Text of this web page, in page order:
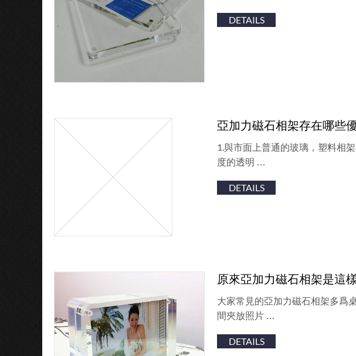
DETAILS
亞加力磁石相架存在哪些
1.與市面上普通的玻璃，塑料相
度的透明 …
DETAILS
原來亞加力磁石相架是這
大家常見的亞加力磁石相架多爲
間夾放照片 …
DETAILS